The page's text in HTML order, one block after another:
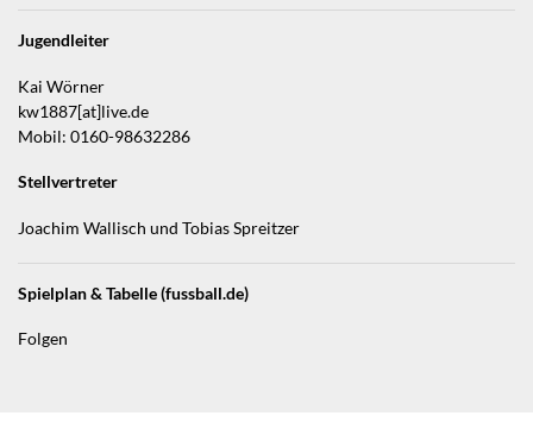
Jugendleiter
Kai Wörner
kw1887[at]live.de
Mobil: 0160-98632286
Stellvertreter
Joachim Wallisch und Tobias Spreitzer
Spielplan & Tabelle (fussball.de)
Folgen